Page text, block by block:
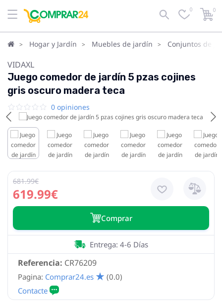
0 0
Hogar y Jardín Muebles de jardín Conjuntos de
VIDAXL
Juego comedor de jardín 5 pzas cojines
gris oscuro madera teca
0 opiniones
619.99€
681.99€
Сomprar
Referencia: CR76209
Entrega: 4-6 Días
Pagina: Comprar24.es (0.0)